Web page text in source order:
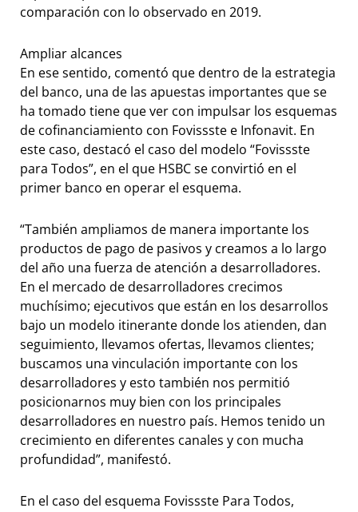
comparación con lo observado en 2019.
Ampliar alcances
En ese sentido, comentó que dentro de la estrategia
del banco, una de las apuestas importantes que se
ha tomado tiene que ver con impulsar los esquemas
de cofinanciamiento con Fovissste e Infonavit. En
este caso, destacó el caso del modelo “Fovissste
para Todos”, en el que HSBC se convirtió en el
primer banco en operar el esquema.
“También ampliamos de manera importante los
productos de pago de pasivos y creamos a lo largo
del año una fuerza de atención a desarrolladores.
En el mercado de desarrolladores crecimos
muchísimo; ejecutivos que están en los desarrollos
bajo un modelo itinerante donde los atienden, dan
seguimiento, llevamos ofertas, llevamos clientes;
buscamos una vinculación importante con los
desarrolladores y esto también nos permitió
posicionarnos muy bien con los principales
desarrolladores en nuestro país. Hemos tenido un
crecimiento en diferentes canales y con mucha
profundidad”, manifestó.
En el caso del esquema Fovissste Para Todos,